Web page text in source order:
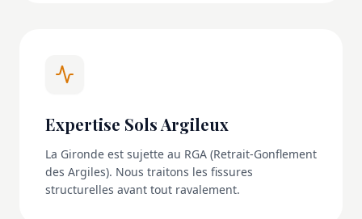
Expertise Sols Argileux
La Gironde est sujette au RGA (Retrait-Gonflement
des Argiles). Nous traitons les fissures
structurelles avant tout ravalement.